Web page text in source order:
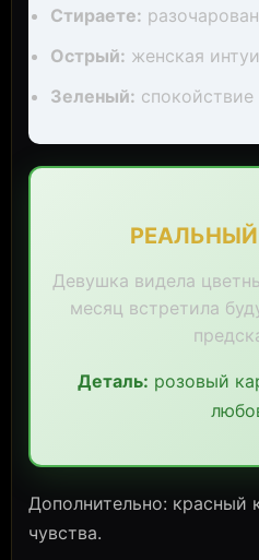
Стираете:
Острый: женская
Зеленый:
Девушка видела
месяц встретила
Деталь: розовый
Дополнительно:
чувства.